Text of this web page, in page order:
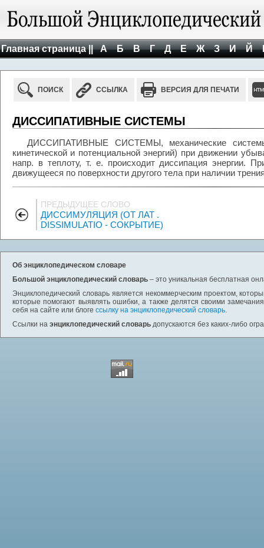
Главная страница || А Б В Г Д Е Ж З И Й
ПОИСК ССЫЛКА ВЕРСИЯ ДЛЯ ПЕЧАТИ
ДИССИПАТИВНЫЕ СИСТЕМЫ
ДИССИПАТИВНЫЕ СИСТЕМЫ, механические
кинетической и потенциальной энергий) при движении
напр. в теплоту, т. е. происходит диссипация энергии.
движущееся по поверхности другого тела при наличии
ПРЕДЫДУЩЕЕ СЛОВО
ДИССИМУЛЯЦИЯ (ОТ ЛАТ .
DISSIMULATIO - СОКРЫТИЕ)
Об энциклопедическом словаре
Большой энциклопедический словарь – это уникальная бесплатная
Энциклопедический словарь является некоммерческим проектом,
которые помогают выявлять ошибки, а также делятся своими
себя на сайте или блоге ссылку на энциклопедический словарь.
Ссылки на энциклопедический словарь допускаются без каких-либо